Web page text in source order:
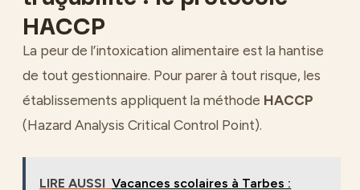
HACCP
La peur de l’intoxication alimentaire est la hantise
de tout gestionnaire. Pour parer à tout risque, les
établissements appliquent la méthode HACCP
(Hazard Analysis Critical Control Point).
LIRE AUSSI Vacances scolaires à Tarbes :